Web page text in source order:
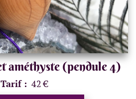
améthyste (pendule 4)
Tarif : 42 €